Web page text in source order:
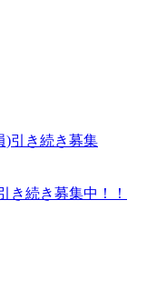
続き募集中！！